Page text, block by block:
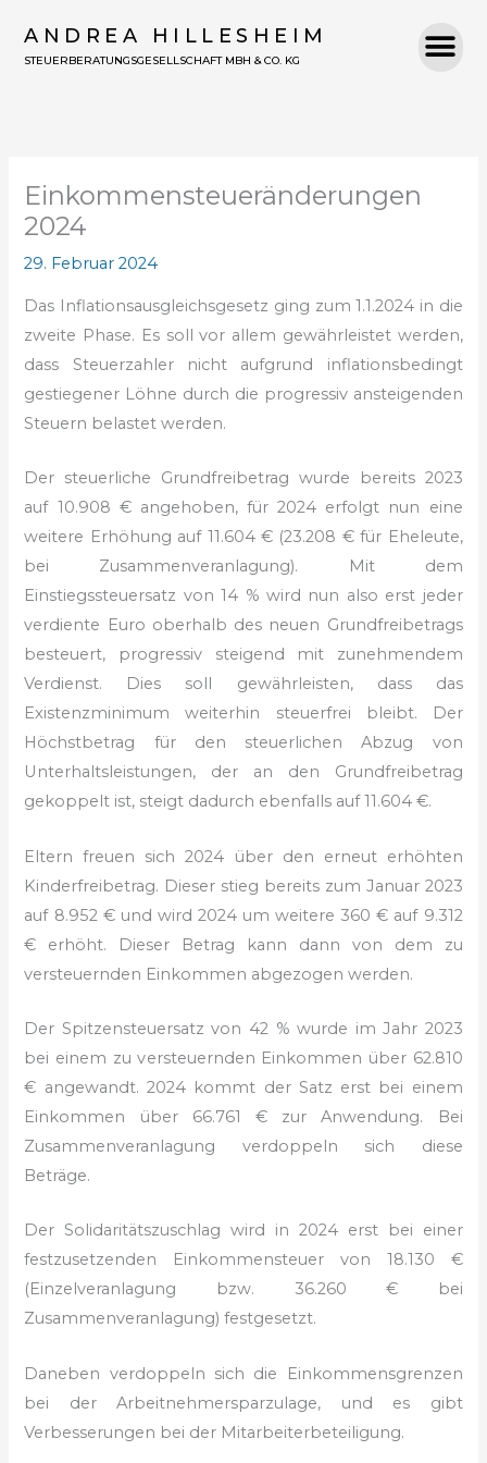
InhaltANDREA HILLESHEIM
STEUERBERATUNGSGESELLSCHAFT MBH & CO. KG
Einkommensteueränderungen
2024
29. Februar 2024
Das Inflationsausgleichsgesetz ging zum 1.1.2024 in die
zweite Phase. Es soll vor allem gewährleistet werden,
dass Steuerzahler nicht aufgrund inflationsbedingt
gestiegener Löhne durch die progressiv ansteigenden
Steuern belastet werden.
Der steuerliche Grundfreibetrag wurde bereits 2023
auf 10.908 € angehoben, für 2024 erfolgt nun eine
weitere Erhöhung auf 11.604 € (23.208 € für Eheleute,
bei Zusammenveranlagung). Mit dem
Einstiegssteuersatz von 14 % wird nun also erst jeder
verdiente Euro oberhalb des neuen Grundfreibetrags
besteuert, progressiv steigend mit zunehmendem
Verdienst. Dies soll gewährleisten, dass das
Existenzminimum weiterhin steuerfrei bleibt. Der
Höchstbetrag für den steuerlichen Abzug von
Unterhaltsleistungen, der an den Grundfreibetrag
gekoppelt ist, steigt dadurch ebenfalls auf 11.604 €.
Eltern freuen sich 2024 über den erneut erhöhten
Kinderfreibetrag. Dieser stieg bereits zum Januar 2023
auf 8.952 € und wird 2024 um weitere 360 € auf 9.312
€ erhöht. Dieser Betrag kann dann von dem zu
versteuernden Einkommen abgezogen werden.
Der Spitzensteuersatz von 42 % wurde im Jahr 2023
bei einem zu versteuernden Einkommen über 62.810
€ angewandt. 2024 kommt der Satz erst bei einem
Einkommen über 66.761 € zur Anwendung. Bei
Zusammenveranlagung verdoppeln sich diese
Beträge.
Der Solidaritätszuschlag wird in 2024 erst bei einer
festzusetzenden Einkommensteuer von 18.130 €
(Einzelveranlagung bzw. 36.260 € bei
Zusammenveranlagung) festgesetzt.
Daneben verdoppeln sich die Einkommensgrenzen
bei der Arbeitnehmersparzulage, und es gibt
Verbesserungen bei der Mitarbeiterbeteiligung.